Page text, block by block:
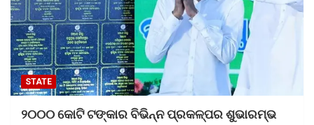
STATE
୨୦୦୦ କୋଟି ଟଙ୍କାର ବିଭିନ୍ନ ପ୍ରକଳ୍ପର ଶୁଭାରମ୍ଭ